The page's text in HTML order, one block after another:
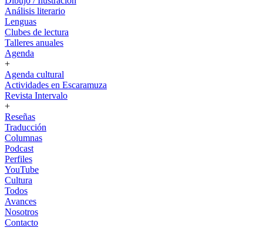
Análisis literario
Lenguas
Clubes de lectura
Talleres anuales
Agenda
+
Agenda cultural
Actividades en Escaramuza
Revista Intervalo
+
Reseñas
Traducción
Columnas
Podcast
Perfiles
YouTube
Cultura
Todos
Avances
Nosotros
Contacto